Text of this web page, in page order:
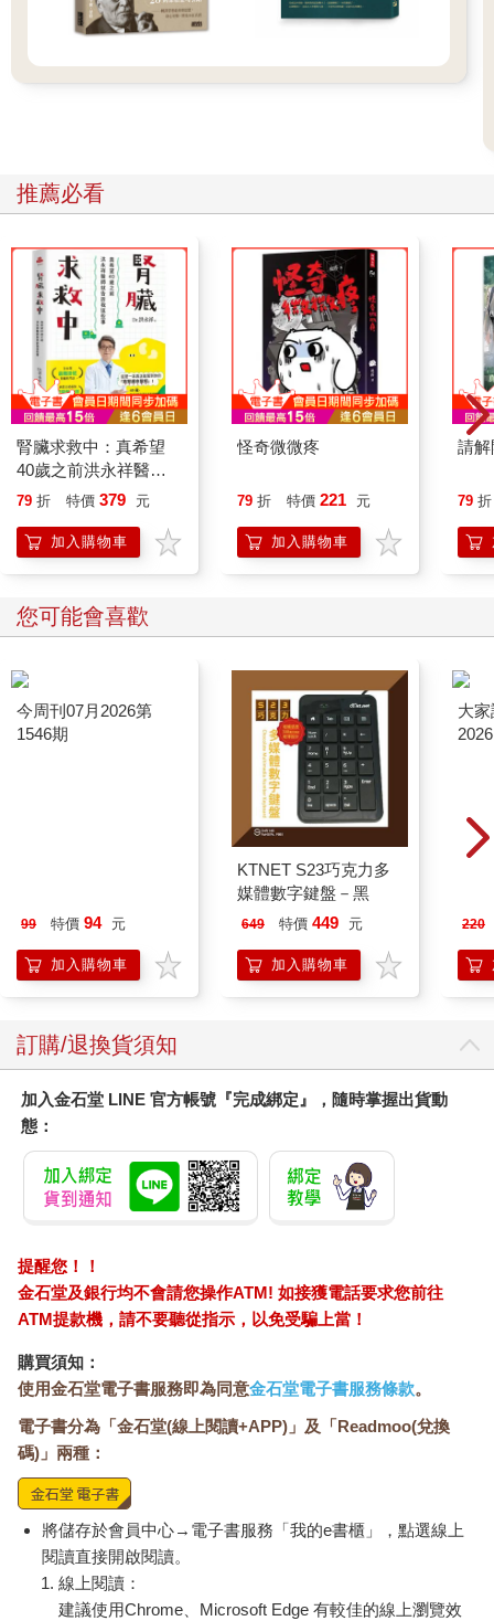
推薦必看
腎臟求救中：真希望
40歲之前洪永祥醫師
就告訴我這些事
79 折 特價 379 元
加入購物車
怪奇微微疼
79 折 特價 221 元
加入購物車
請解
79 折
您可能會喜歡
99 特價 94 元
加入購物車
KTNET S23巧克力多
媒體數字鍵盤－黑
649 特價 449 元
加入購物車
220
訂購/退換貨須知
加入金石堂 LINE 官方帳號『完成綁定』，隨時掌握出貨動
態：
提醒您！！
金石堂及銀行均不會請您操作ATM! 如接獲電話要求您前往
ATM提款機，請不要聽從指示，以免受騙上當！
購買須知：
使用金石堂電子書服務即為同意金石堂電子書服務條款。
電子書分為「金石堂(線上閱讀+APP)」及「Readmoo(兌換
碼)」兩種：
將儲存於會員中心→電子書服務「我的e書櫃」，點選線上
閱讀直接開啟閱讀。
線上閱讀：
建議使用Chrome、Microsoft Edge 有較佳的線上瀏覽效